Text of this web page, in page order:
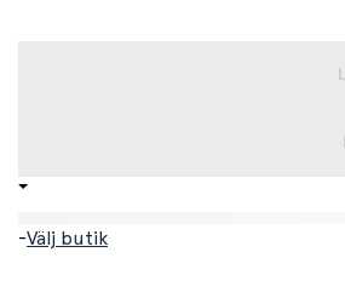
-Välj butik